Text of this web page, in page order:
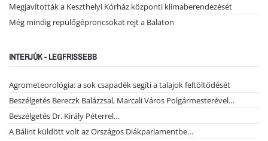
Megjavították a Keszthelyi Kórház központi klímaberendezését
Még mindig repülőgéproncsokat rejt a Balaton
INTERJÚK - LEGFRISSEBB
Agrometeorológia: a sok csapadék segíti a talajok feltöltődését
Beszélgetés Bereczk Balázzsal, Marcali Város Polgármesterével…
Beszélgetés Dr. Király Péterrel…
A Bálint küldött volt az Országos Diákparlamentbe…